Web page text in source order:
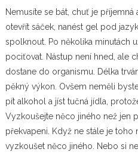
Nemusíte se bát, chuť je
otevřít sáček, nanést gel pod
spolknout. Po několika minutách
pociťovat. Nástup není hned, ale
dostane do organismu. Délka
pěkný výkon. Ovšem neměli
pít alkohol a jíst tučná jídla,
Vyzkoušejte něco jiného než jen
překvapeni. Když ne stále je toho
vyzkoušet něco jiného. Nebo si